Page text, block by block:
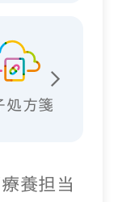
処方箋
養担当